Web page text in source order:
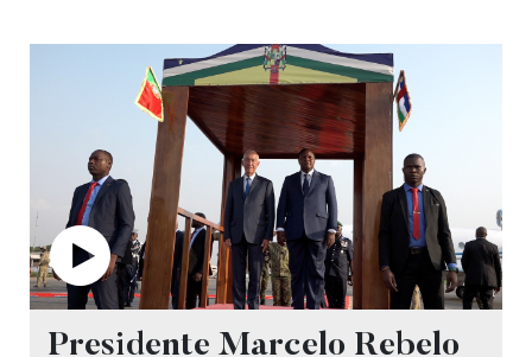
Vídeo
Presidente Marcelo Rebelo